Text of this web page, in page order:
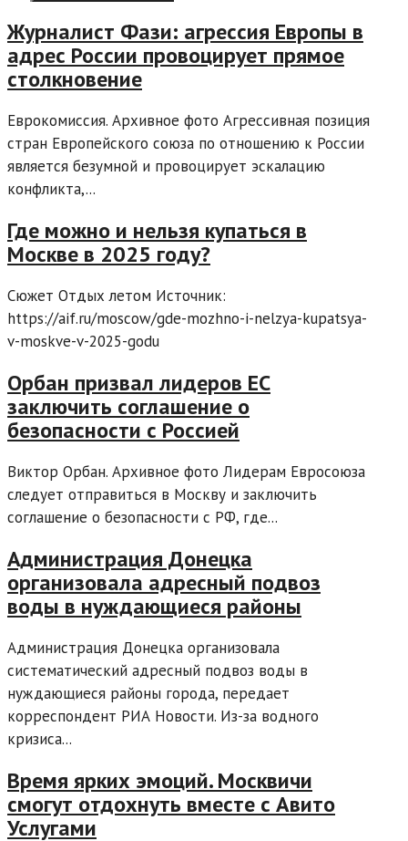
Журналист Фази: агрессия Европы в
адрес России провоцирует прямое
столкновение
Еврокомиссия. Архивное фото Агрессивная позиция
стран Европейского союза по отношению к России
является безумной и провоцирует эскалацию
конфликта,...
Где можно и нельзя купаться в
Москве в 2025 году?
Сюжет Отдых летом Источник:
https://aif.ru/moscow/gde-mozhno-i-nelzya-kupatsya-
v-moskve-v-2025-godu
Орбан призвал лидеров ЕС
заключить соглашение о
безопасности с Россией
Виктор Орбан. Архивное фото Лидерам Евросоюза
следует отправиться в Москву и заключить
соглашение о безопасности с РФ, где...
Администрация Донецка
организовала адресный подвоз
воды в нуждающиеся районы
Администрация Донецка организовала
систематический адресный подвоз воды в
нуждающиеся районы города, передает
корреспондент РИА Новости. Из-за водного
кризиса...
Время ярких эмоций. Москвичи
смогут отдохнуть вместе с Авито
Услугами